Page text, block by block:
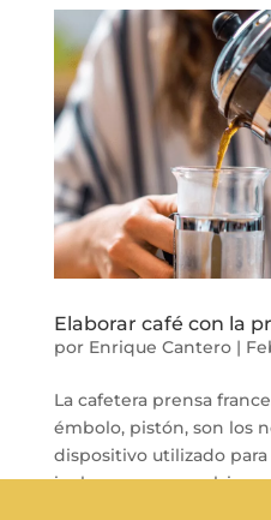
Elaborar café con la
por Enrique Cantero|
La cafetera prensa
émbolo, pistón, son los
dispositivo utilizado para
incluso como